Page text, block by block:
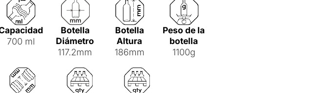
700 ml
Botella
Diámetro
117.2mm
Botella
Altura
186mm
Peso de la
botella
1100g